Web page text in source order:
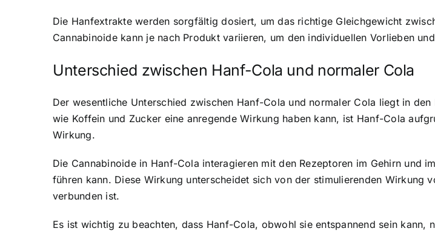
Die Hanfextrakte werden sorgfältig dosiert, um das richtige Gleichgewicht
Cannabinoide kann je nach Produkt variieren, um den individuellen Vorlieben
Unterschied zwischen Hanf-Cola und normaler Cola
Der wesentliche Unterschied zwischen Hanf-Cola und normaler Cola liegt in
wie Koffein und Zucker eine anregende Wirkung haben kann, ist Hanf-Cola
Wirkung.
Die Cannabinoide in Hanf-Cola interagieren mit den Rezeptoren im Gehirn und
führen kann. Diese Wirkung unterscheidet sich von der stimulierenden Wirkung
verbunden ist.
Es ist wichtig zu beachten, dass Hanf-Cola, obwohl sie entspannend sein